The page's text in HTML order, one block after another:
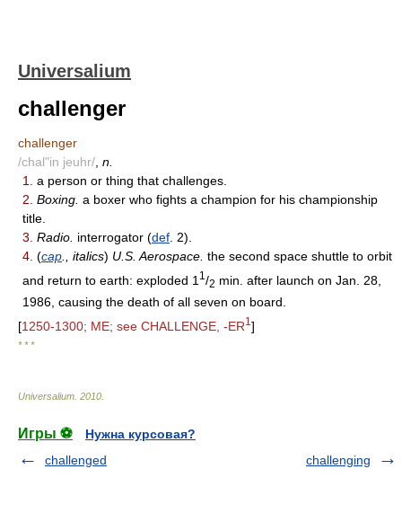
Universalium
challenger
challenger
/chal"in jeuhr/ n.
1.
a person or thing that challenges.
2. Boxing. a boxer who fights a champion for his championship
title.
3. Radio. interrogator (def . 2).
4. (cap ., italics) U.S. Aerospace. the second space shuttle to orbit
and return to earth: exploded 1 1 /2 min. after launch on Jan. 28,
1986, causing the death of all seven on board.
[1250-1300; ME; see CHALLENGE, -ER1 ]
* * *
Universalium 2010
Игры ⚽
Нужна курсовая?
challenged
challenging